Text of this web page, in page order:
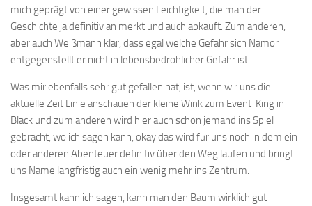
mich geprägt von einer gewissen Leichtigkeit, die man der
Geschichte ja definitiv an merkt und auch abkauft. Zum anderen,
aber auch Weißmann klar, dass egal welche Gefahr sich Namor
entgegenstellt er nicht in lebensbedrohlicher Gefahr ist.
Was mir ebenfalls sehr gut gefallen hat, ist, wenn wir uns die
aktuelle Zeit Linie anschauen der kleine Wink zum Event King in
Black und zum anderen wird hier auch schön jemand ins Spiel
gebracht, wo ich sagen kann, okay das wird für uns noch in dem ein
oder anderen Abenteuer definitiv über den Weg laufen und bringt
uns Name langfristig auch ein wenig mehr ins Zentrum.
Insgesamt kann ich sagen, kann man den Baum wirklich gut